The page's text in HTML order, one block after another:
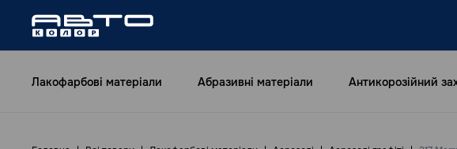
Лакофарбові матеріали Абразивні матеріали Антикорозійний